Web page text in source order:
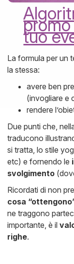
tuo
La formula per un
la stessa:
avere ben
(invogliare e
rendere
Due punti che,
traducono
si tratta, lo stile
etc) e fornendo le
svolgimento
Ricordati di non
cosa
ne traggono
importante, è il
righe.